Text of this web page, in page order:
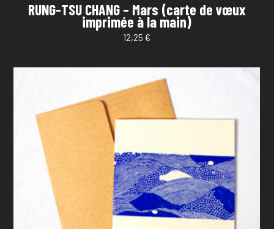
RUNG-TSU CHANG – Mars (carte de vœux
imprimée à la main)
12,25 €